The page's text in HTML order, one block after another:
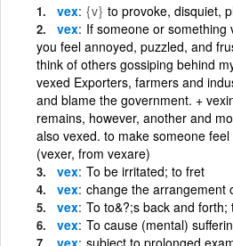
vex {v} to provoke, disquiet,
vex If someone or something
you feel annoyed, puzzled, and
think of others gossiping behind
vexed Exporters, farmers and
and blame the government. +
remains, however, another and
also vexed. to make someone
(vexer, from vexare)
vex To be irritated; to fret
vex change the arrangement
vex To to&?;s back and
vex To cause (mental)
vex subject to prolonged